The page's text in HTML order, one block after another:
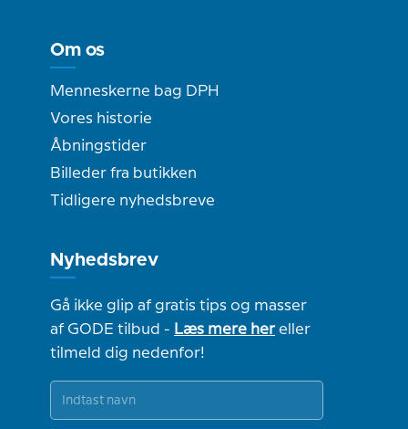
Om os
Menneskerne bag DPH
Vores historie
Åbningstider
Billeder fra butikken
Tidligere nyhedsbreve
Nyhedsbrev
Gå ikke glip af gratis tips og masser
af GODE tilbud - Læs mere hereller
tilmeld dig nedenfor!